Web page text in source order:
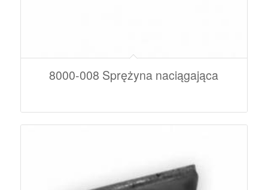
8000-008 Sprężyna naciągająca